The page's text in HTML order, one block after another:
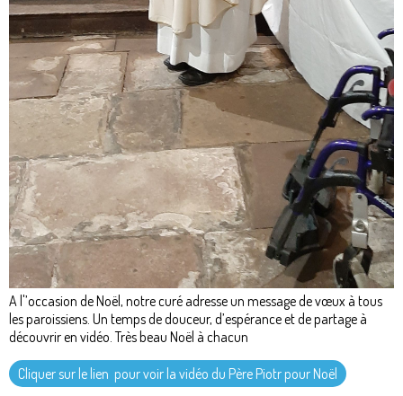
A l'’occasion de Noël, notre curé adresse un message de vœux à tous
les paroissiens. Un temps de douceur, d’espérance et de partage à
découvrir en vidéo. Très beau Noël à chacun
Cliquer sur le lien pour voir la vidéo du Père Piotr pour Noël